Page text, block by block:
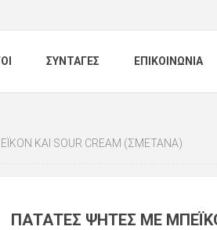
ΣΥΝΤΑΓΕΣ ΕΠΙΚΟΙΝΩΝΙΑ
ΚΑΙ SOUR CREAM (ΣΜΕΤΆΝΑ)
ΠΑΤΆΤΕΣ ΨΗΤΈΣ ΜΕ